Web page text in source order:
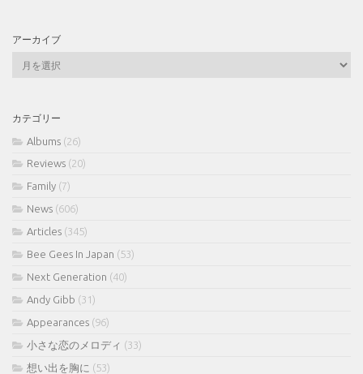
アーカイブ
ブ
カテゴリー
Albums (26)
Reviews (20)
Family (7)
News (606)
Articles (345)
Bee Gees In Japan (53)
Next Generation (40)
Andy Gibb (31)
Appearances (96)
小さな恋のメロディ (33)
想い出を胸に (53)